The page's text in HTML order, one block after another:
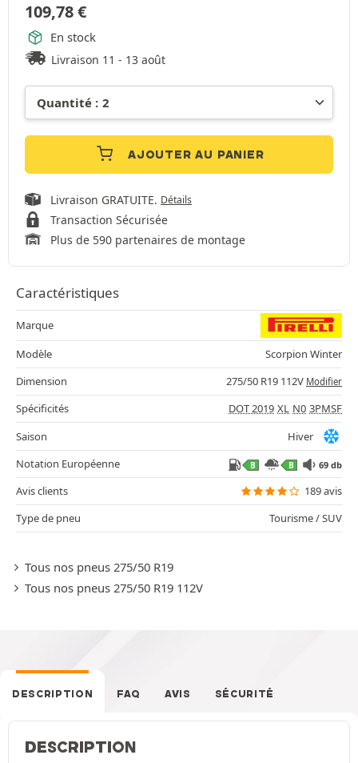
109,78€
En stock
Livraison 11 - 13 août
AJOUTER AU PANIER
Livraison GRATUITE. Détails
Transaction Sécurisée
Plus de 590 partenaires de montage
Caractéristiques
Marque
Modèle
Scorpion Winter
Dimension
275/50 R19 112V Modifier
Spécificités DOT 2019 XL N0 3PMSF
Saison
Hiver
Notation Européenne
B B 69 db
Avis clients
189 avis
Type de pneu
Tourisme / SUV
Tous nos pneus 275/50 R19
Tous nos pneus 275/50 R19 112V
DESCRIPTION FAQ AVIS SÉCURITÉ
DESCRIPTION